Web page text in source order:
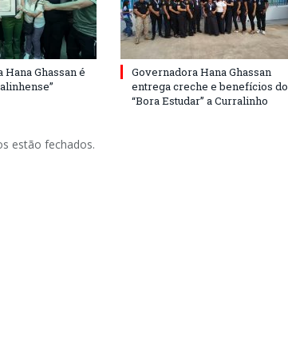
Ghassan é
Governadora Hana Ghassan
entrega creche e benefícios do
“Bora Estudar” a Curralinho
estão fechados.